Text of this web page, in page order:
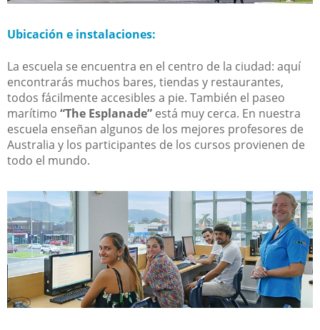
Ubicación e instalaciones:
La escuela se encuentra en el centro de la ciudad: aquí
encontrarás muchos bares, tiendas y restaurantes,
todos fácilmente accesibles a pie. También el paseo
marítimo “The Esplanade” está muy cerca. En nuestra
escuela enseñan algunos de los mejores profesores de
Australia y los participantes de los cursos provienen de
todo el mundo.